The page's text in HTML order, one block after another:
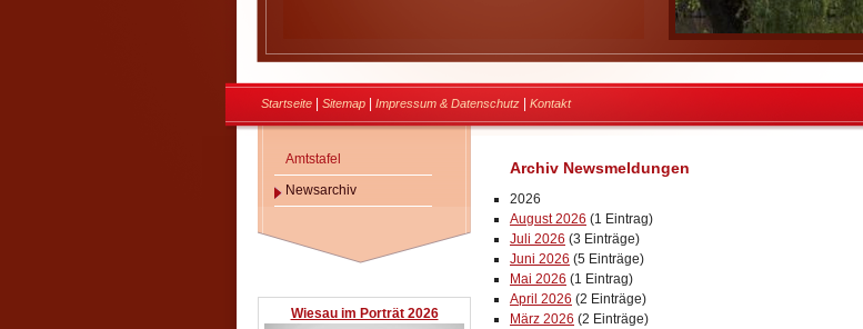
Startseite Sitemap Impressum & Datenschutz Kontakt
Archiv Newsmeldungen
2026
August 2026 (1 Eintrag)
Juli 2026 (3 Einträge)
Juni 2026 (5 Einträge)
Mai 2026 (1 Eintrag)
April 2026 (2 Einträge)
März 2026 (2 Einträge)
Amtstafel
Newsarchiv
Wiesau im Porträt 2026